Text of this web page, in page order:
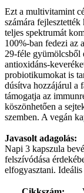
Ezt a multivitamint
számára
teljes spektrumát
100%-ban fedezi az
29-féle gyümölcsből
antioxidáns-
probiotikumokat is
dúsítva hozzájárul a
támogatja az
köszönhetően a
szemben. A vegán
Javasolt adagolás:
Napi 3 kapszula
felszívódása
elfogyasztani.